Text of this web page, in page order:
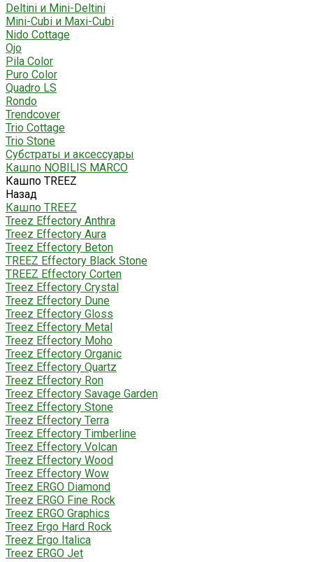
Deltini и Mini-Deltini
Mini-Cubi и Maxi-Cubi
Nido Cottage
Ojo
Pila Color
Puro Color
Quadro LS
Rondo
Trendcover
Trio Cottage
Trio Stone
Субстраты и аксессуары
Кашпо NOBILIS MARCO
Кашпо TREEZ
Назад
Кашпо TREEZ
Treez Effectory Anthra
Treez Effectory Aura
Treez Effectory Beton
TREEZ Effectory Black Stone
TREEZ Effectory Corten
Treez Effectory Crystal
Treez Effectory Dune
Treez Effectory Gloss
Treez Effectory Metal
Treez Effectory Moho
Treez Effectory Organic
Treez Effectory Quartz
Treez Effectory Ron
Treez Effectory Savage Garden
Treez Effectory Stone
Treez Effectory Terra
Treez Effectory Timberline
Treez Effectory Volcan
Treez Effectory Wood
Treez Effectory Wow
Treez ERGO Diamond
Treez ERGO Fine Rock
Treez ERGO Graphics
Treez Ergo Hard Rock
Treez Ergo Italica
Treez ERGO Jet